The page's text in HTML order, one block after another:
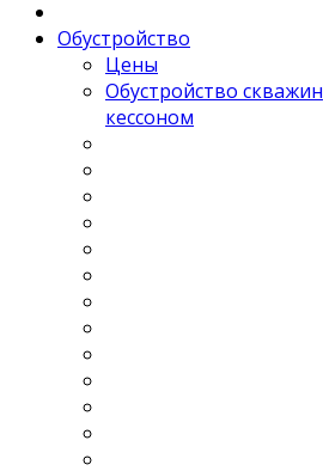
Обустройство
Цены
Обустройство скважин
кессоном